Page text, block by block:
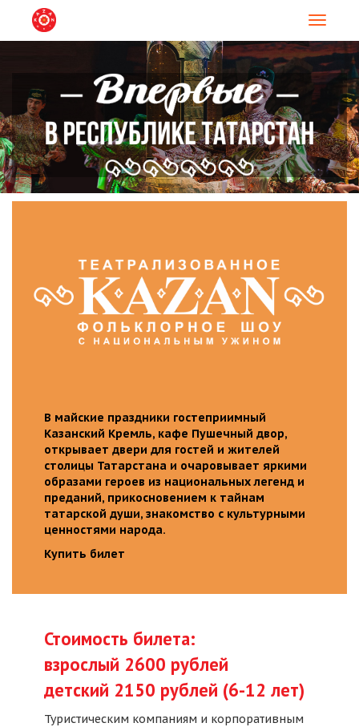
В майские праздники гостеприимный
Казанский Кремль, кафе Пушечный двор,
открывает двери для гостей и жителей
столицы Татарстана и очаровывает яркими
образами героев из национальных легенд и
преданий, прикосновением к тайнам
татарской души, знакомство с культурными
ценностями народа.
Купить билет
Стоимость билета:
взрослый 2600 рублей
детский 2150 рублей (6-12 лет)
Туристическим компаниям и корпоративным